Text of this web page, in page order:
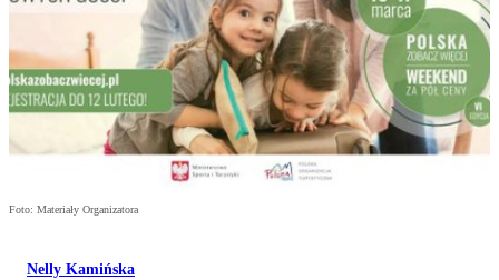
Foto: Materiały Organizatora
Nelly Kamińska